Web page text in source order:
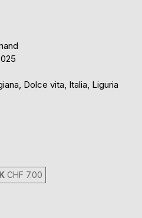
Dolce vita, Italia, Liguria
CHF 7.00